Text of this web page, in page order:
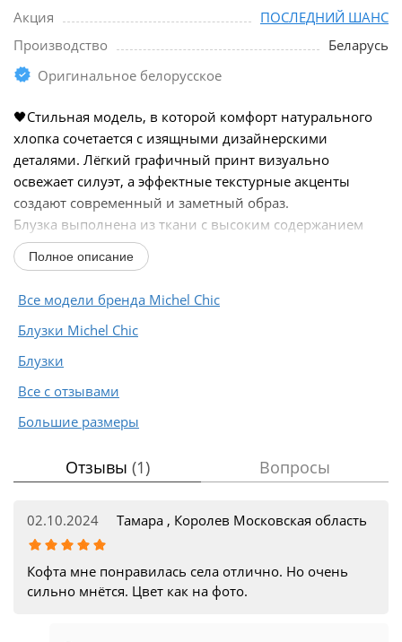
Акция
ПОСЛЕДНИЙ ШАНС
Производство
Беларусь
Оригинальное белорусское
🖤Стильная модель, в которой комфорт натурального
хлопка сочетается с изящными дизайнерскими
деталями. Лёгкий графичный принт визуально
освежает силуэт, а эффектные текстурные акценты
создают современный и заметный образ.
Блузка выполнена из ткани с высоким содержанием
хлопка, благодаря...
Полное описание
Все модели бренда Michel Chic
Блузки Michel Chic
Блузки
Все с отзывами
Большие размеры
Отзывы (1) Вопросы
02.10.2024 Тамара , Королев Московская область
Кофта мне понравилась cела отлично. Но очень
сильно мнётся. Цвет как на фото.